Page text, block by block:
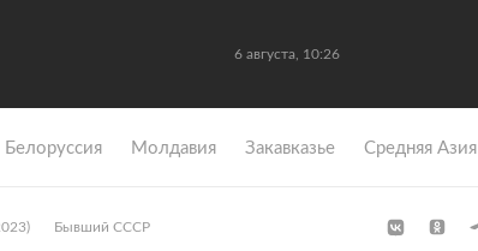
6 августа, 10:26
Белоруссия Молдавия Закавказье Средняя Азия
Бывший СССР